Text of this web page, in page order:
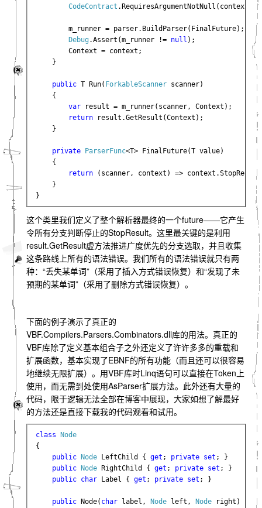
CodeContract .RequiresArgumentNotNull(context,
        m_runner = parser.BuildParser(FinalFuture);
Debug.Assert(m_runner != null );
        Context = context;
    }
public T Run( ForkableScanner scanner)
    {
var
result = m_runner(scanner, Context);
return
result.GetResult(Context);
    }
private ParserFunc<T> FinalFuture(T value)
    {
return
(scanner, context) =>
    }
}
这个类里我们定义了整个解析器最终的一个future——它产生
令所有分支判断停止的StopResult。这里最关键的是利用
result.GetResult虚方法推进广度优先的分支选取，并且收集
这条路线上所有的语法错误。我们所有的语法错误就只有两
种：“丢失某单词”（采用了插入方式错误恢复）和“发现了未
预期的某单词”（采用了删除方式错误恢复）。
下面的例子演示了真正的
VBF.Compilers.Parsers.Combinators.dll库的用法。真正的
VBF库除了定义基本组合子之外还定义了许许多多的重载和
扩展函数，基本实现了EBNF的所有功能（而且还可以很容易
地继续无限扩展）。用VBF库时Linq语句可以直接在Token上
使用，而无需到处使用AsParser扩展方法。此外还有大量的
代码，限于逻辑无法全部在博客中展现，大家如想了解最好
的方法还是直接下载我的代码观看和试用。
class
{
public
Node LeftChild { get ; private set ; }
public
Node RightChild { get ; private set ; }
public char
Label { get ; private set ; }
public Node( char label, Node left, Node
right)